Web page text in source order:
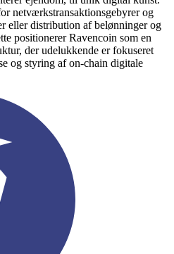
netværkstransaktionsgebyrer og
eller distribution af belønninger og
positionerer Ravencoin som en
der udelukkende er fokuseret
og styring af on-chain digitale